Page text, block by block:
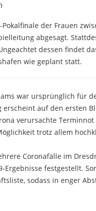
der Frauen
abgesagt.
dessen findet
wie geplant statt.
war ursprünglich für
auf den ersten
verursachte
trotz allem
Coronafälle im
Ergebnisse festgestellt.
sodass in enger